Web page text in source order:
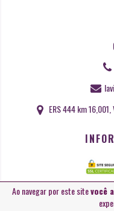
Ao navegar por este sitevocê
ERS 444 km
Copyright La Vigna